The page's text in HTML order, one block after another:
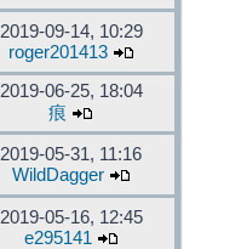
2019-09-14, 10:29
roger201413
2019-06-25, 18:04
痕
2019-05-31, 11:16
WildDagger
2019-05-16, 12:45
e295141